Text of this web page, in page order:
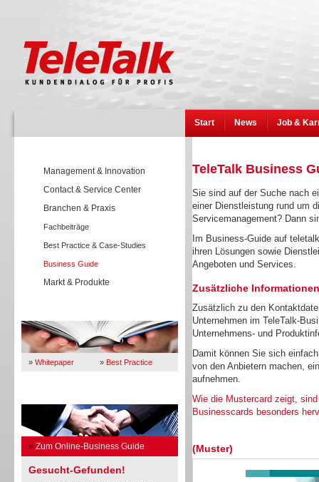
Start News Job &
Management & Innovation
Contact & Service Center
Branchen & Praxis
Fachbeiträge
Best Practice & Case-Studies
Business Guide
Markt & Produkte
» Whitepaper » Best Practice
» Zum Online-Business Guide
Gesucht-Gefunden!
TeleTalk Business
Sie sind auf der Suche nach
einer Dienstleistung rund um
Servicemanagement? Dann
Im Business-Guide auf
ihren Lösungen sowie
Angeboten und Services.
Zusätzliche
Zusätzlich zu den
Unternehmen im TeleTalk-
Unternehmens- und
Damit können Sie sich
von den Anbietern machen,
aufnehmen.
Wie die Mustercard zeigt,
Businesscards besonders
(Muster)